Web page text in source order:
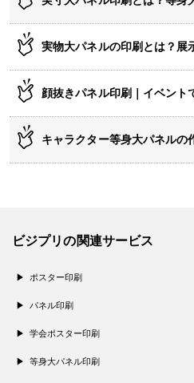
実物大パネルの印刷とは？展
顔抜きパネル印刷｜イベント
キャラクター等身大パネルの
ビジプリの関連サービス
ポスター印刷
パネル印刷
学会ポスター印刷
等身大パネル印刷